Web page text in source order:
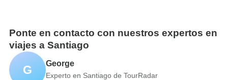
Ponte en contacto con nuestros expertos en
viajes a Santiago
G George
Experto en Santiago de TourRadar